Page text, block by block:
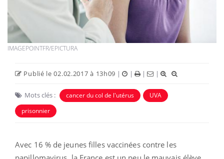
IMAGEPOINTFR/EPICTURA
Publié le 02.02.2017 à 13h09 | | | |
Mots clés : cancer du col de l'utérus
UVA
prisonnier
Avec 16 % de jeunes filles vaccinées contre les